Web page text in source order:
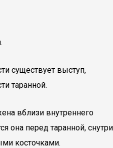
существует выступ,
таранной.
вблизи внутреннего
она перед таранной, снутри
косточками.